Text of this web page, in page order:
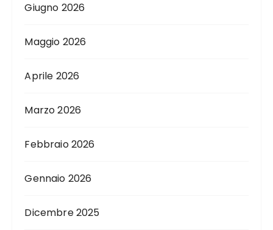
Giugno 2026
Maggio 2026
Aprile 2026
Marzo 2026
Febbraio 2026
Gennaio 2026
Dicembre 2025